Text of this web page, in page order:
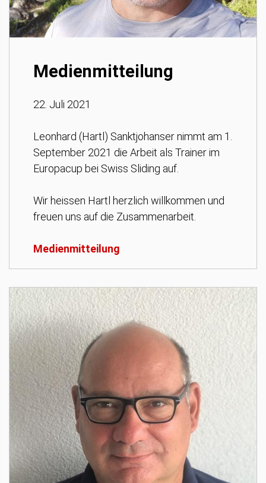
Medienmitteilung
22. Juli 2021
Leonhard (Hartl) Sanktjohanser nimmt am 1.
September 2021 die Arbeit als Trainer im
Europacup bei Swiss Sliding auf.
Wir heissen Hartl herzlich willkommen und
freuen uns auf die Zusammenarbeit.
Medienmitteilung